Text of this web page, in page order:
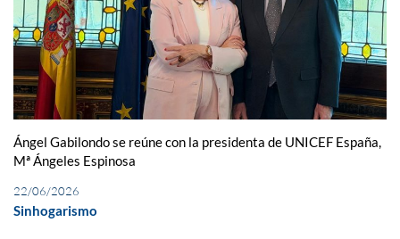
Ángel Gabilondo se reúne con la presidenta de UNICEF España,
Mª Ángeles Espinosa
22/06/2026
Sinhogarismo